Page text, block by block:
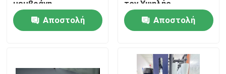
μεμβράνη
Αποστολή
τον Υψηλής
Απόδοσης
Βιοαντιδραστήρα
Μεμβράνης για
Αποστολή